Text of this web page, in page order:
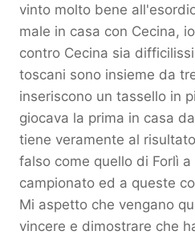
vinto molto bene
male in casa con Cecina,
contro Cecina sia
toscani sono insieme da
inseriscono un tassello in
giocava la prima in casa
tiene veramente al
falso come quello di Forlì
campionato ed a queste
Mi aspetto che vengano
vincere e dimostrare che